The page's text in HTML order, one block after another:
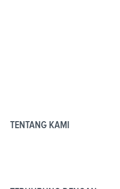
TENTANG KAMI